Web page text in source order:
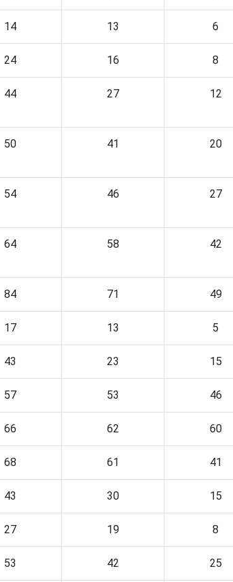
14 13 6
24 16 8
44 27 12
50 41 20
54 46 27
64 58 42
84 71 49
17 13 5
43 23 15
57 53 46
66 62 60
68 61 41
43 30 15
27 19 8
53 42 25